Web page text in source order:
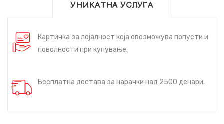
УНИКАТНА УСЛУГА
Картичка за лојалност која овозможува попусти и
поволности при купување.
Бесплатна достава за нарачки над 2500 денари.